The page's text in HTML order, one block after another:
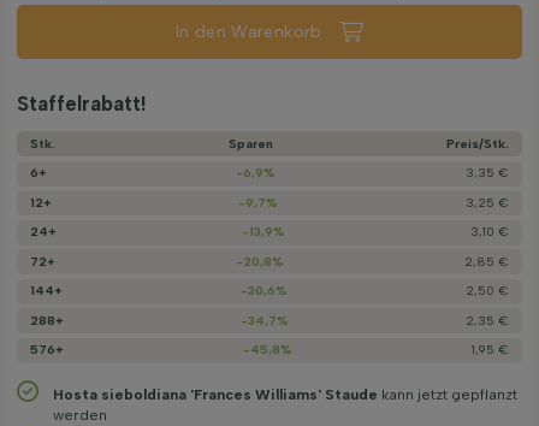
In den Warenkorb
Staffelrabatt!
Stk. Sparen
Preis/­Stk.
6+
-6,9%
3,35 €
12+
-9,7%
3,25 €
24+
-13,9%
3,10 €
72+
-20,8%
2,85 €
144+
-30,6%
2,50 €
288+
-34,7%
2,35 €
576+
-45,8% 1,95 €
Hosta sieboldiana 'Frances Williams' Staude kann jetzt gepflanzt
werden